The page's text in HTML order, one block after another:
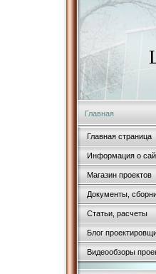
Главная
Главная страница
Информация о
Магазин проектов
Документы,
Статьи, расчеты
Блог
Видеообзоры